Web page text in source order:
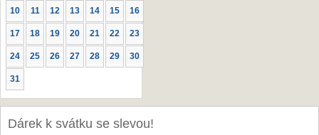
10 11 12 13 14 15 16
17 18 19 20 21 22 23
24 25 26 27 28 29 30
31
Dárek k svátku se slevou!